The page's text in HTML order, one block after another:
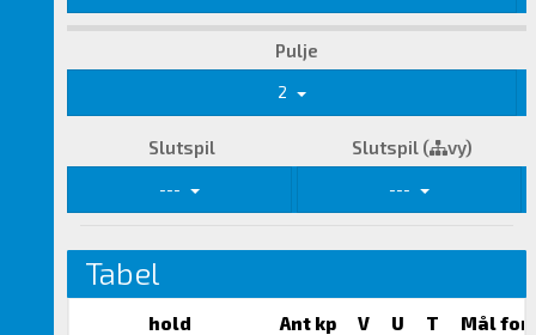
Pulje
2
Slutspil Slutspil ( vy)
--- ---
Tabel
hold Ant kp V U T Mål